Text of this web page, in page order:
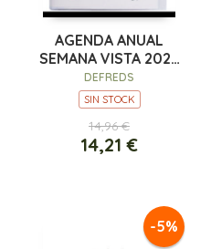
AGENDA ANUAL
SEMANA VISTA 2022
DEFREDS
DEFREDS
SIN STOCK
14,96 €
14,21 €
-5%